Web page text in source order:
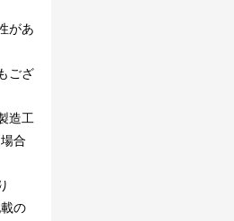
があ
ござ
造工
合
の